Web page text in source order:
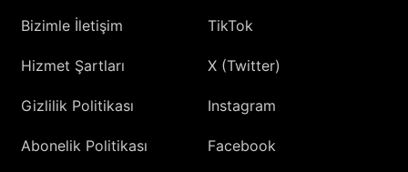
Bizimle İletişim
Hizmet Şartları
Gizlilik Politikası
Abonelik Politikası
TikTok
X (Twitter)
Instagram
Facebook